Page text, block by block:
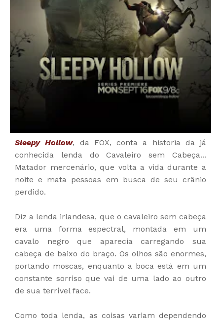
Sleepy Hollow, da FOX, conta a historia da já
conhecida lenda do Cavaleiro sem Cabeça...
Matador mercenário, que volta a vida durante a
noite e mata pessoas em busca de seu crânio
perdido.
Diz a lenda irlandesa, que o cavaleiro sem cabeça
era uma forma espectral, montada em um
cavalo negro que aparecia carregando sua
cabeça de baixo do braço. Os olhos são enormes,
portando moscas, enquanto a boca está em um
constante sorriso que vai de uma lado ao outro
de sua terrível face.
Como toda lenda, as coisas variam dependendo